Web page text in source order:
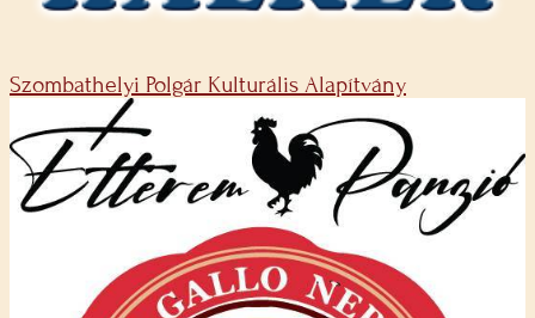
Szombathelyi Polgár Kulturális Alapítvány